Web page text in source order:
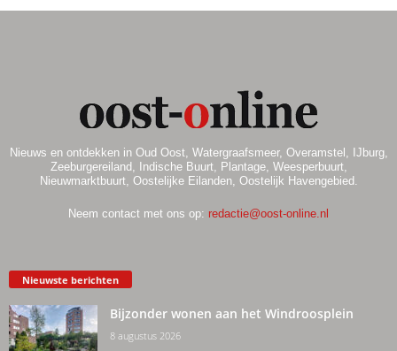
Nieuws en ontdekken in Oud Oost, Watergraafsmeer, Overamstel, IJburg,
Zeeburgereiland, Indische Buurt, Plantage, Weesperbuurt,
Nieuwmarktbuurt, Oostelijke Eilanden, Oostelijk Havengebied.
Neem contact met ons op: redactie@oost-online.nl
Nieuwste berichten
Bijzonder wonen aan het Windroosplein
8 augustus 2026